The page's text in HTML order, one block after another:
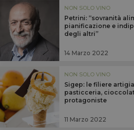
NON SOLO VINO
Petrini: “sovranità
pianificazione e
degli altri”
14 Marzo 2022
NON SOLO VINO
Sigep: le filiere
pasticceria,
protagoniste
11 Marzo 2022